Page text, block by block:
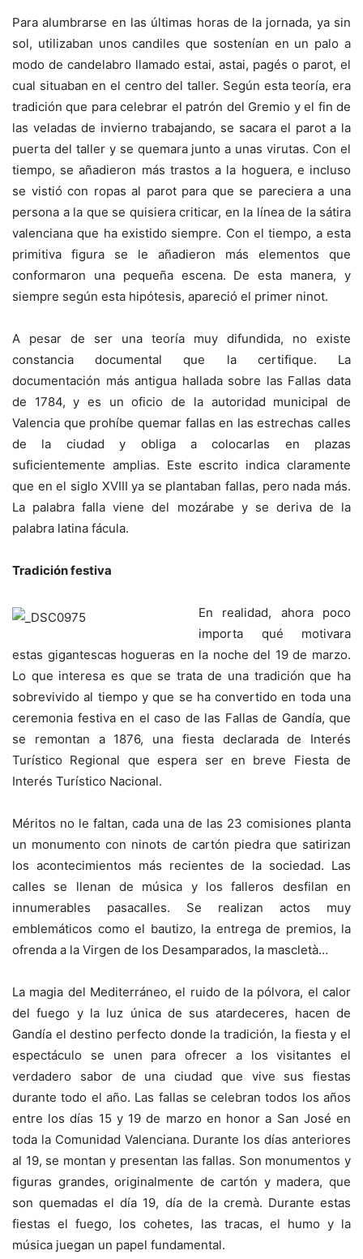
Para alumbrarse en las últimas horas de la jornada, ya sin
sol, utilizaban unos candiles que sostenían en un palo a
modo de candelabro llamado estai, astai, pagés o parot, el
cual situaban en el centro del taller. Según esta teoría, era
tradición que para celebrar el patrón del Gremio y el fin de
las veladas de invierno trabajando, se sacara el parot a la
puerta del taller y se quemara junto a unas virutas. Con el
tiempo, se añadieron más trastos a la hoguera, e incluso
se vistió con ropas al parot para que se pareciera a una
persona a la que se quisiera criticar, en la línea de la sátira
valenciana que ha existido siempre. Con el tiempo, a esta
primitiva figura se le añadieron más elementos que
conformaron una pequeña escena. De esta manera, y
siempre según esta hipótesis, apareció el primer ninot.
A pesar de ser una teoría muy difundida, no existe
constancia documental que la certifique. La
documentación más antigua hallada sobre las Fallas data
de 1784, y es un oficio de la autoridad municipal de
Valencia que prohíbe quemar fallas en las estrechas calles
de la ciudad y obliga a colocarlas en plazas
suficientemente amplias. Este escrito indica claramente
que en el siglo XVIII ya se plantaban fallas, pero nada más.
La palabra falla viene del mozárabe y se deriva de la
palabra latina fácula.
Tradición festiva
En realidad, ahora poco
importa qué motivara
estas gigantescas hogueras en la noche del 19 de marzo.
Lo que interesa es que se trata de una tradición que ha
sobrevivido al tiempo y que se ha convertido en toda una
ceremonia festiva en el caso de las Fallas de Gandía, que
se remontan a 1876, una fiesta declarada de Interés
Turístico Regional que espera ser en breve Fiesta de
Interés Turístico Nacional.
Méritos no le faltan, cada una de las 23 comisiones planta
un monumento con ninots de cartón piedra que satirizan
los acontecimientos más recientes de la sociedad. Las
calles se llenan de música y los falleros desfilan en
innumerables pasacalles. Se realizan actos muy
emblemáticos como el bautizo, la entrega de premios, la
ofrenda a la Virgen de los Desamparados, la mascletà…
La magia del Mediterráneo, el ruido de la pólvora, el calor
del fuego y la luz única de sus atardeceres, hacen de
Gandía el destino perfecto donde la tradición, la fiesta y el
espectáculo se unen para ofrecer a los visitantes el
verdadero sabor de una ciudad que vive sus fiestas
durante todo el año. Las fallas se celebran todos los años
entre los días 15 y 19 de marzo en honor a San José en
toda la Comunidad Valenciana. Durante los días anteriores
al 19, se montan y presentan las fallas. Son monumentos y
figuras grandes, originalmente de cartón y madera, que
son quemadas el día 19, día de la cremà. Durante estas
fiestas el fuego, los cohetes, las tracas, el humo y la
música juegan un papel fundamental.